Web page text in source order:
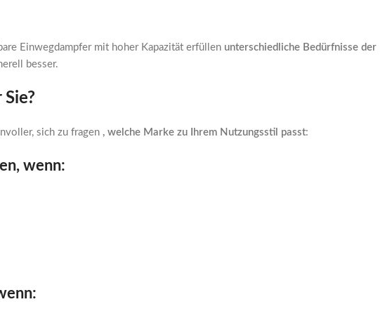
Einwegdampfer mit hoher Kapazität erfüllen unterschiedliche Bedürfnisse der
besser.
sich zu fragen , welche Marke zu Ihrem Nutzungsstil passt:
wenn: